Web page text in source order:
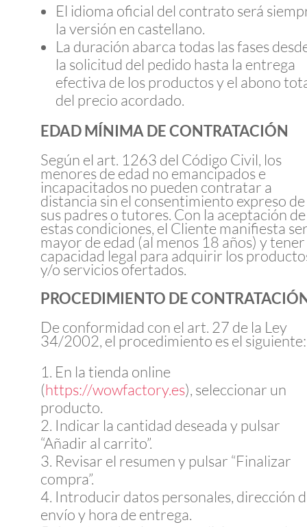
El idioma oficial del contrato será
la versión en castellano.
La duración abarca todas las fases
la solicitud del pedido hasta la entrega
efectiva de los productos y el abono
del precio acordado.
EDAD MÍNIMA DE CONTRATACIÓN
Según el art. 1263 del Código Civil, los
menores de edad no emancipados e
incapacitados no pueden contratar a
distancia sin el consentimiento expreso de
sus padres o tutores. Con la aceptación de
estas condiciones, el Cliente manifiesta
mayor de edad (al menos 18 años) y tener
capacidad legal para adquirir los
y/o servicios ofertados.
PROCEDIMIENTO DE
De conformidad con el art. 27 de la Ley
34/2002, el procedimiento es el siguiente:
En la tienda online
(https://wowfactory.es), seleccionar un
producto.
Indicar la cantidad deseada y pulsar
“Añadir al carrito”.
Revisar el resumen y pulsar “Finalizar
compra”.
Introducir datos personales, dirección
envío y hora de entrega.